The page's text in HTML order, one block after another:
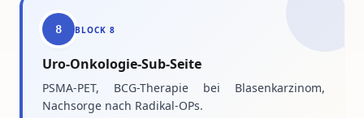
8 BLOCK 8
Uro-Onkologie-Sub-Seite
PSMA-PET, BCG-Therapie bei Blasenkarzinom,
Nachsorge nach Radikal-OPs.